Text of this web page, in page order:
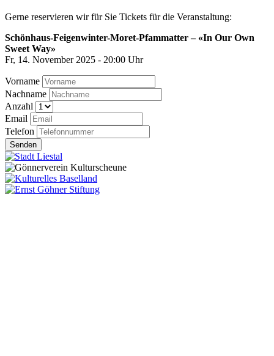
Gerne reservieren wir für Sie Tickets für die Veranstaltung:
Schönhaus-Feigenwinter-Moret-Pfammatter – «In Our Own
Sweet Way»
Fr, 14. November 2025 - 20:00 Uhr
Vorname
Nachname
Anzahl
Email
Telefon
Senden